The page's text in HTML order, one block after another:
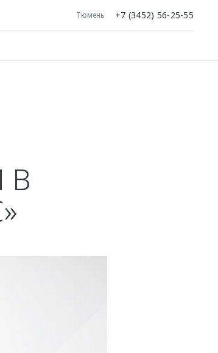
Тюмень +7 (3452) 56-25-55
В